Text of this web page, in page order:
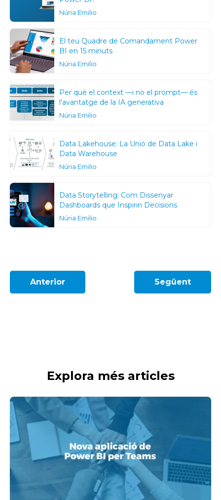
Núria Emilio
El teu Quadre de Comandament Power
BI en 15 minuts
Núria Emilio
Per què el context —i no el prompt— és
l'avantatge de la IA generativa
Núria Emilio
Data Lakehouse: La Unió de Data Lake i
Data Warehouse
Núria Emilio
Data Storytelling: Com Dissenyar
Dashboards que Inspirin Decisions
Núria Emilio
Anterior Següent
Explora més articles